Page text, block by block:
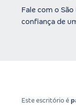
Fale com o
confiança de
Este escritório é